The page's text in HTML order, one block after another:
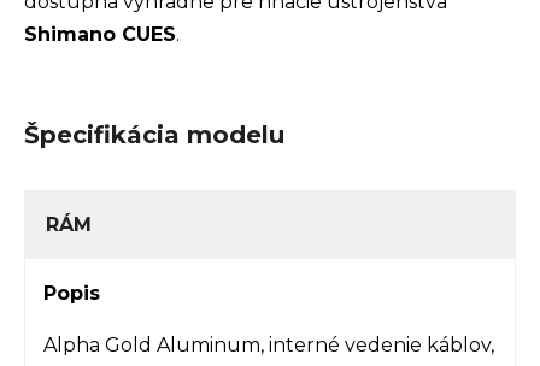
Shimano CUES.
Špecifikácia modelu
RÁM
Popis
Alpha Gold Aluminum, interné vedenie káblov,